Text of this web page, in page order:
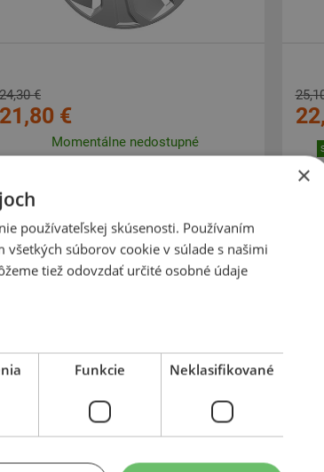
24,30 €
21,80 €
Momentálne nedostupné
-10%
×
používateľskej skúsenosti. Používaním
súborov cookie v súlade s našimi
tiež odovzdať určité osobné údaje
Funkcie Neklasifikované